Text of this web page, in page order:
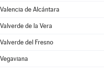
Valencia de Alcántara
Valverde de la Vera
Valverde del Fresno
Vegaviana